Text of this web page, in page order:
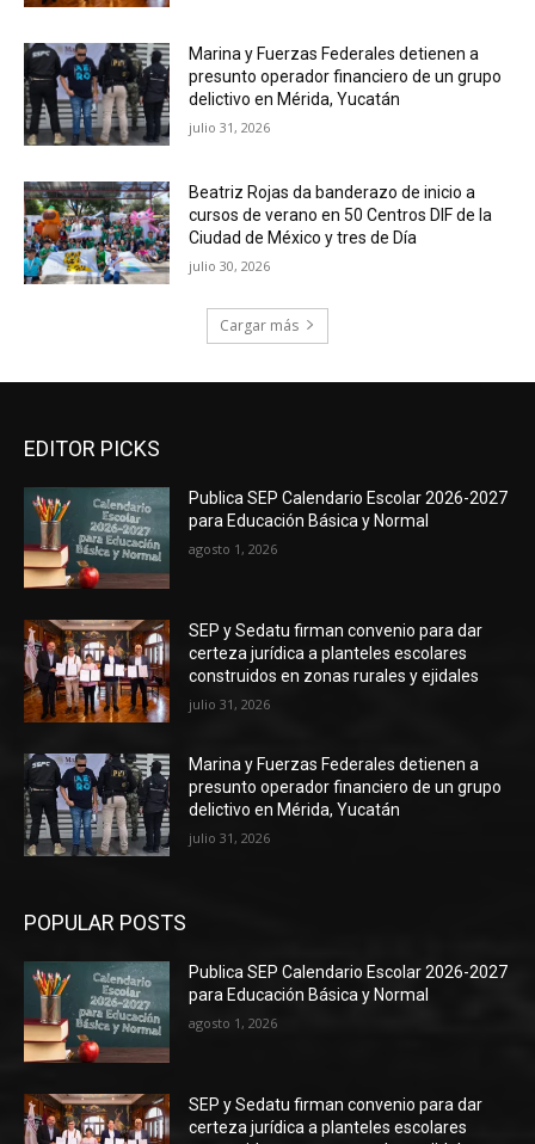
Marina y Fuerzas Federales detienen a
presunto operador financiero de un grupo
delictivo en Mérida, Yucatán
julio 31, 2026
Beatriz Rojas da banderazo de inicio a
cursos de verano en 50 Centros DIF de la
Ciudad de México y tres de Día
julio 30, 2026
Cargar más
EDITOR PICKS
Publica SEP Calendario Escolar 2026-2027
para Educación Básica y Normal
agosto 1, 2026
SEP y Sedatu firman convenio para dar
certeza jurídica a planteles escolares
construidos en zonas rurales y ejidales
julio 31, 2026
Marina y Fuerzas Federales detienen a
presunto operador financiero de un grupo
delictivo en Mérida, Yucatán
julio 31, 2026
POPULAR POSTS
Publica SEP Calendario Escolar 2026-2027
para Educación Básica y Normal
agosto 1, 2026
SEP y Sedatu firman convenio para dar
certeza jurídica a planteles escolares